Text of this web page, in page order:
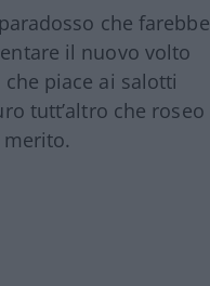
che farebbe
il nuovo volto
piace ai salotti
tutt’altro che roseo